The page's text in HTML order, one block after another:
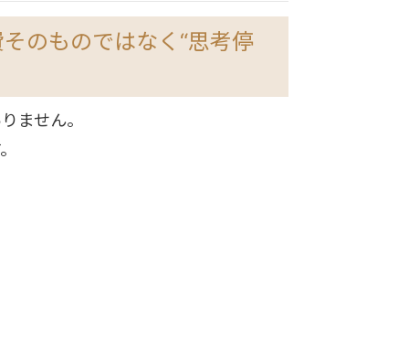
のものではなく“思考停
ません。